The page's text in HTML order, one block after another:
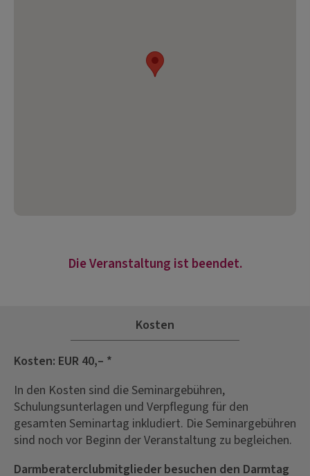
Die Veranstaltung ist beendet.
Kosten
Kosten: EUR 40,– *
In den Kosten sind die Seminargebühren,
Schulungsunterlagen und Verpflegung für den
gesamten Seminartag inkludiert. Die Seminargebühren
sind noch vor Beginn der Veranstaltung zu begleichen.
Darmberaterclubmitglieder besuchen den Darmtag